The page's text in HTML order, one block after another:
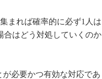
まれば確率的に必ず1人は
合はどう対処していくのか
必要かつ有効な対応であ